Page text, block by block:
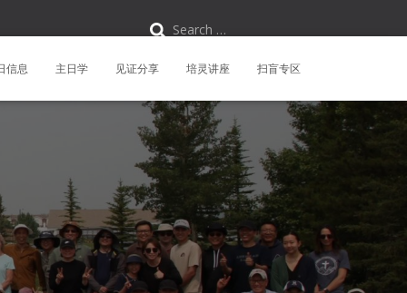
f
r
Search …
信息 主日学 见证分享 培灵讲座 扫盲专区